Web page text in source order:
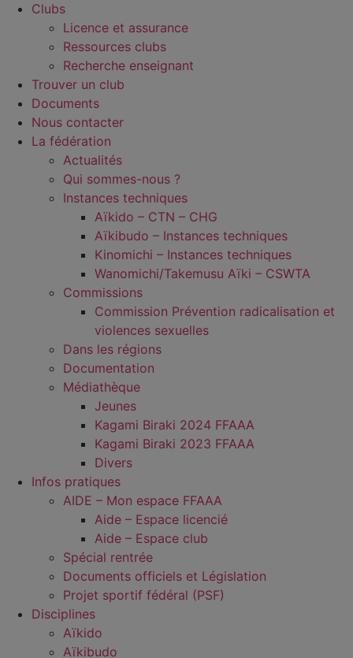
Clubs
Licence et assurance
Ressources clubs
Recherche enseignant
Trouver un club
Documents
Nous contacter
La fédération
Actualités
Qui sommes-nous ?
Instances techniques
Aïkido – CTN – CHG
Aïkibudo – Instances techniques
Kinomichi – Instances techniques
Wanomichi/Takemusu Aïki – CSWTA
Commissions
Commission Prévention radicalisation et
violences sexuelles
Dans les régions
Documentation
Médiathèque
Jeunes
Kagami Biraki 2024 FFAAA
Kagami Biraki 2023 FFAAA
Divers
Infos pratiques
AIDE – Mon espace FFAAA
Aide – Espace licencié
Aide – Espace club
Spécial rentrée
Documents officiels et Législation
Projet sportif fédéral (PSF)
Disciplines
Aïkido
Aïkibudo